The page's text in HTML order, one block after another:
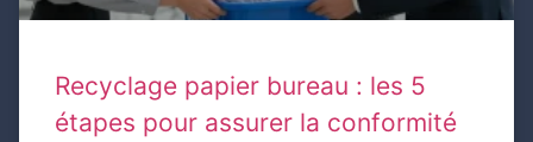
Recyclage papier bureau : les 5
étapes pour assurer la conformité